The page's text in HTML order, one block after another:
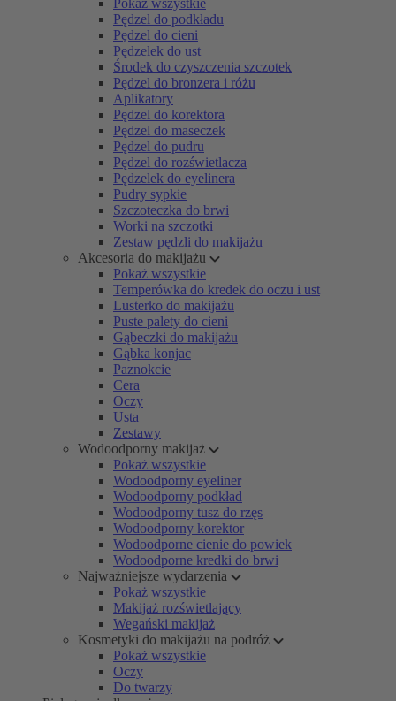
Pokaż wszystkie
Pędzel do podkładu
Pędzel do cieni
Pędzelek do ust
Środek do czyszczenia szczotek
Pędzel do bronzera i różu
Aplikatory
Pędzel do korektora
Pędzel do maseczek
Pędzel do pudru
Pędzel do rozświetlacza
Pędzelek do eyelinera
Pudry sypkie
Szczoteczka do brwi
Worki na szczotki
Zestaw pędzli do makijażu
Akcesoria do makijażu
Pokaż wszystkie
Temperówka do kredek do oczu i ust
Lusterko do makijażu
Puste palety do cieni
Gąbeczki do makijażu
Gąbka konjac
Paznokcie
Cera
Oczy
Usta
Zestawy
Wodoodporny makijaż
Pokaż wszystkie
Wodoodporny eyeliner
Wodoodporny podkład
Wodoodporny tusz do rzęs
Wodoodporny korektor
Wodoodporne cienie do powiek
Wodoodporne kredki do brwi
Najważniejsze wydarzenia
Pokaż wszystkie
Makijaż rozświetlający
Wegański makijaż
Kosmetyki do makijażu na podróż
Pokaż wszystkie
Oczy
Do twarzy